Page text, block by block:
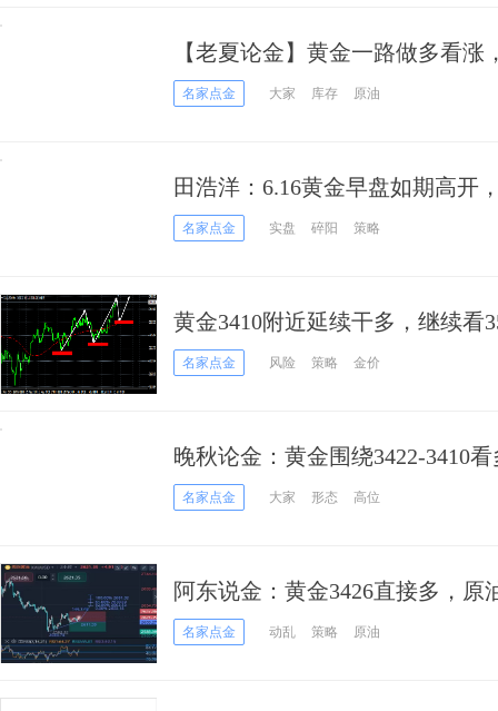
【老夏论金】黄金一路做多看涨
名家点金 大家 库存 原油
田浩洋：6.16黄金早盘如期高开
名家点金 实盘 碎阳 策略
黄金3410附近延续干多，继续看
名家点金 风险 策略 金价
晚秋论金：黄金围绕3422-3410看
名家点金 大家 形态 高位
阿东说金：黄金3426直接多，原
名家点金 动乱 策略 原油